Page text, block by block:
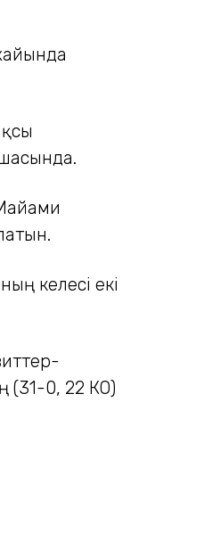
келесі екі
(31-0, 22 КО)